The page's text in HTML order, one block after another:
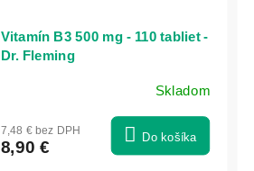
Vitamín B3 500 mg - 110 tabliet -
Dr. Fleming
Skladom
7,48 € bez DPH
8,90 € Do košíka